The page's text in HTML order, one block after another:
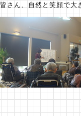
皆さん、自然と笑顔で大